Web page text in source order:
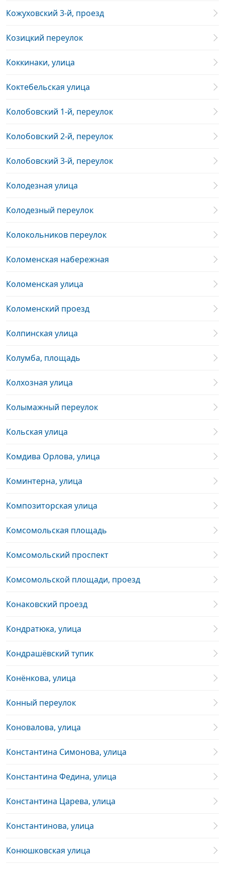
Кожуховский 3-й, проезд
Козицкий переулок
Коккинаки, улица
Коктебельская улица
Колобовский 1-й, переулок
Колобовский 2-й, переулок
Колобовский 3-й, переулок
Колодезная улица
Колодезный переулок
Колокольников переулок
Коломенская набережная
Коломенская улица
Коломенский проезд
Колпинская улица
Колумба, площадь
Колхозная улица
Колымажный переулок
Кольская улица
Комдива Орлова, улица
Коминтерна, улица
Композиторская улица
Комсомольская площадь
Комсомольский проспект
Комсомольской площади, проезд
Конаковский проезд
Кондратюка, улица
Кондрашёвский тупик
Конёнкова, улица
Конный переулок
Коновалова, улица
Константина Симонова, улица
Константина Федина, улица
Константина Царева, улица
Константинова, улица
Конюшковская улица